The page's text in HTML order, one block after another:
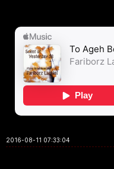
2016-08-11 07:33:04